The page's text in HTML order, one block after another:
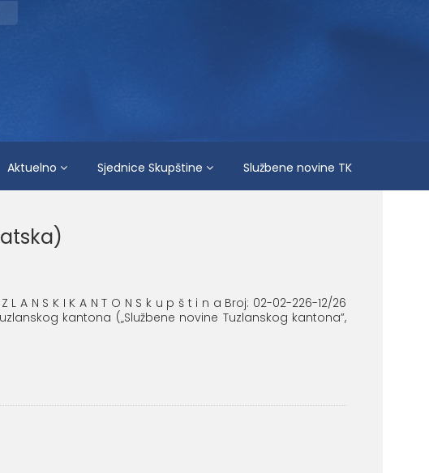
Aktuelno Sjednice Skupštine Službene novine TK
N S K I K A N T O N S k u p š t i n a Broj: 02-02-226-12/26
kantona („Službene novine Tuzlanskog kantona”,